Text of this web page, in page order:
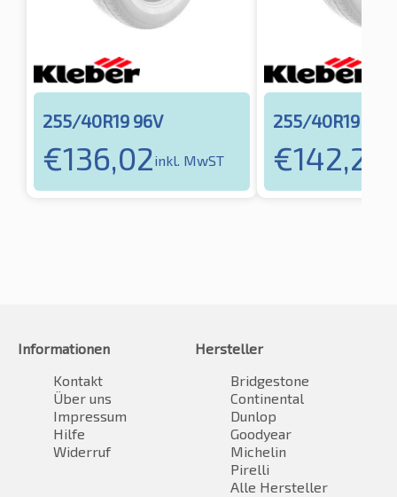
255/40R19 96V
€136,02 inkl. MwST
255/40R19
€142,22
Informationen
Kontakt
Über uns
Impressum
Hilfe
Widerruf
Hersteller
Bridgestone
Continental
Dunlop
Goodyear
Michelin
Pirelli
Alle Hersteller